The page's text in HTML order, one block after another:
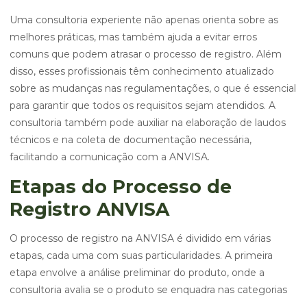
Uma consultoria experiente não apenas orienta sobre as
melhores práticas, mas também ajuda a evitar erros
comuns que podem atrasar o processo de registro. Além
disso, esses profissionais têm conhecimento atualizado
sobre as mudanças nas regulamentações, o que é essencial
para garantir que todos os requisitos sejam atendidos. A
consultoria também pode auxiliar na elaboração de laudos
técnicos e na coleta de documentação necessária,
facilitando a comunicação com a ANVISA.
Etapas do Processo de
Registro ANVISA
O processo de registro na ANVISA é dividido em várias
etapas, cada uma com suas particularidades. A primeira
etapa envolve a análise preliminar do produto, onde a
consultoria avalia se o produto se enquadra nas categorias